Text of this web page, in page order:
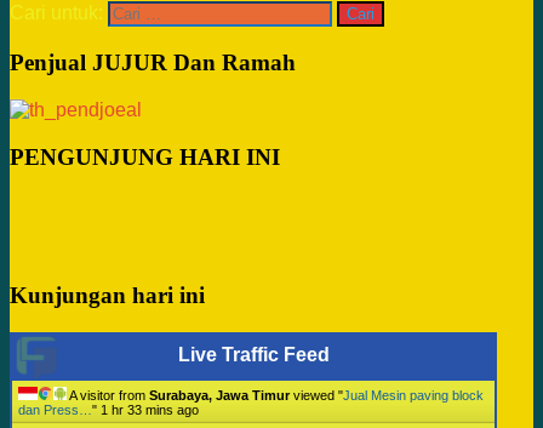
Cari untuk:
Penjual JUJUR Dan Ramah
PENGUNJUNG HARI INI
Kunjungan hari ini
Live Traffic Feed
A visitor from Surabaya, Jawa Timurviewed "Jual Mesin paving block
dan Press… " 1 hr 33 mins ago